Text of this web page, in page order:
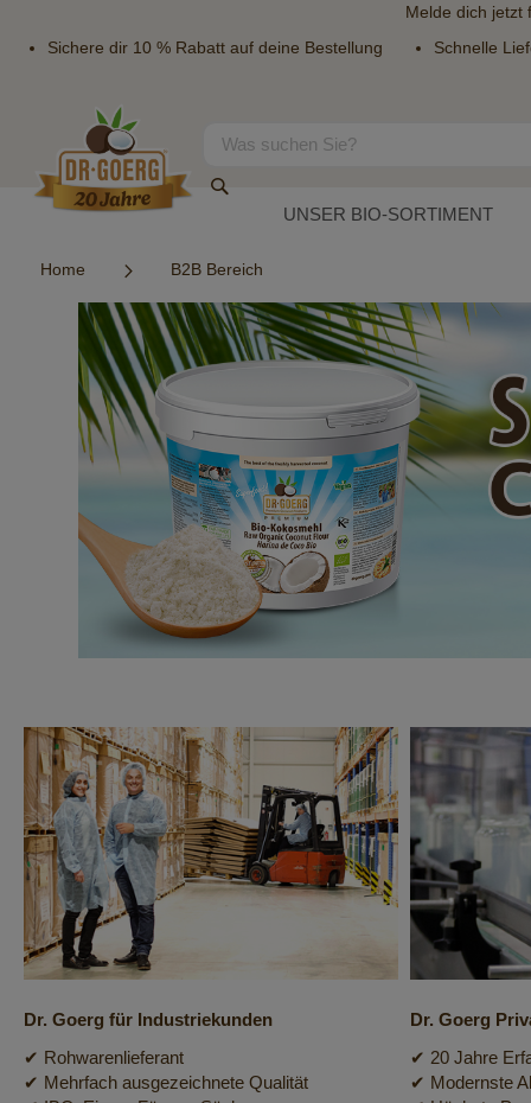
Melde dich jetzt
Sichere dir 10 % Rabatt auf deine Bestellung
Schnelle
Inhalt
Suche
UNSER BIO-SORTIMENT
Home B2B Bereich
Dr. Goerg für Industriekunden
✔ Rohwarenlieferant
✔ Mehrfach ausgezeichnete Qualität
Dr. Goerg
✔ 20 Jahre
✔ Modernste